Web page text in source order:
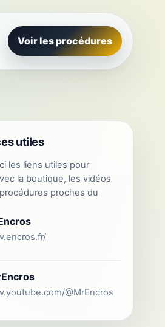
Voir les procédures
utiles
les liens utiles pour
la boutique, les vidéos
proches du
@MrEncros